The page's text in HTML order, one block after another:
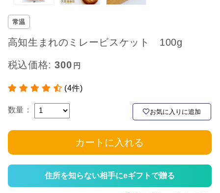
常温
高知生まれのミレービスケット 100g
税込価格:300
(4件)
数量： お気に入りに追加
カートに入れる
住所を知らない相手にeギフトで贈る